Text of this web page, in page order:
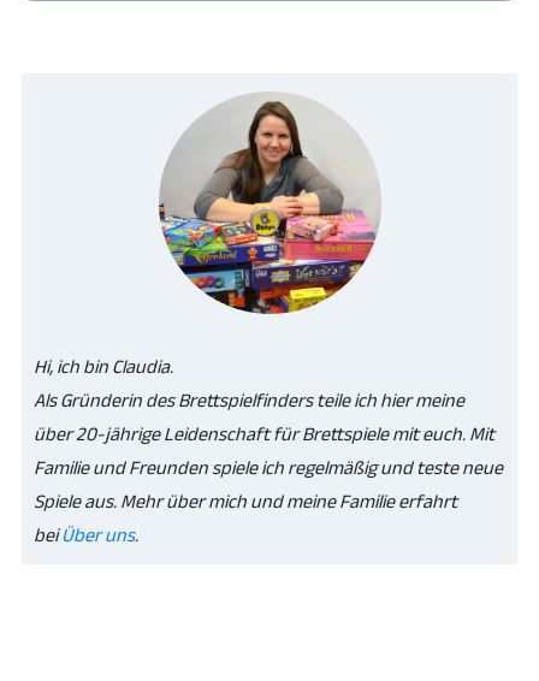
Hi, ich bin Claudia.
Als Gründerin des Brettspielfinders teile ich hier meine
über 20-jährige Leidenschaft für Brettspiele mit euch. Mit
Familie und Freunden spiele ich regelmäßig und teste neue
Spiele aus. Mehr über mich und meine Familie erfahrt
beiÜber uns.